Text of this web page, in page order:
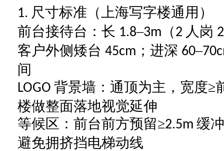
1. 尺寸标准（上海写字楼通用）
前台接待台：长 1.8–3m （2 人岗
客户外侧矮台 45cm ；进深 60–
间
LOGO 背景墙：通顶为主，宽度≥
楼做整面落地视觉延伸
等候区：前台前方预留≥2.5m 缓
避免拥挤挡电梯动线